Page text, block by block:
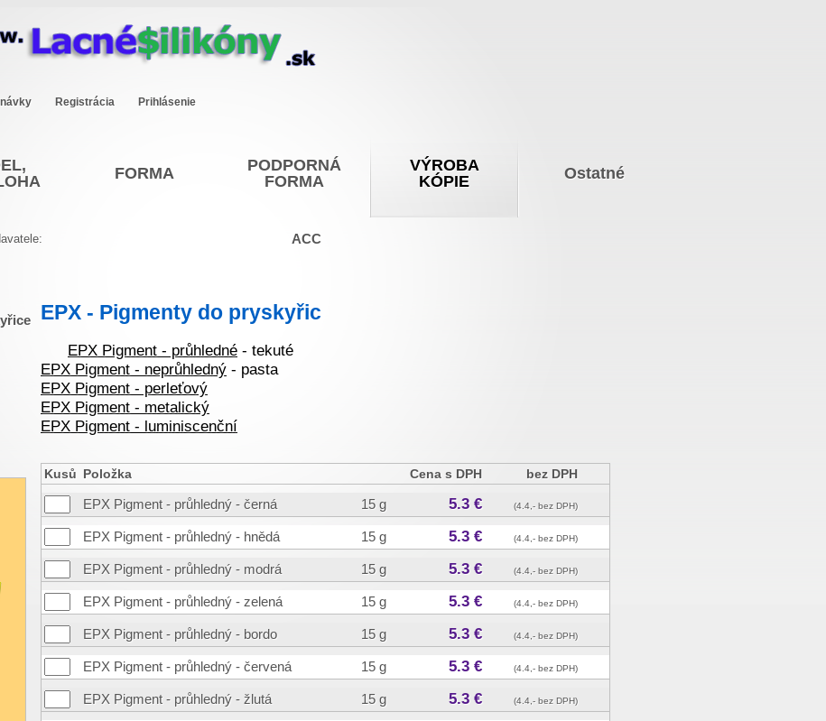
Registrácia Prihlásenie
FORMA
PODPORNÁ
FORMA
VÝROBA
KÓPIE
Ostatné
ACC
EPX - Pigmenty do pryskyřic
EPX Pigment - průhledné - tekuté
EPX Pigment - neprůhledný - pasta
EPX Pigment - perleťový
EPX Pigment - metalický
EPX Pigment - luminiscenční
Kusů Položka Cena s DPH bez DPH
EPX Pigment - průhledný - černá 15 g 5.3 € (4.4,- bez DPH)
EPX Pigment - průhledný - hnědá 15 g 5.3 € (4.4,- bez DPH)
EPX Pigment - průhledný - modrá 15 g 5.3 € (4.4,- bez DPH)
EPX Pigment - průhledný - zelená 15 g 5.3 € (4.4,- bez DPH)
EPX Pigment - průhledný - bordo 15 g 5.3 € (4.4,- bez DPH)
EPX Pigment - průhledný - červená 15 g 5.3 € (4.4,- bez DPH)
EPX Pigment - průhledný - žlutá 15 g 5.3 € (4.4,- bez DPH)